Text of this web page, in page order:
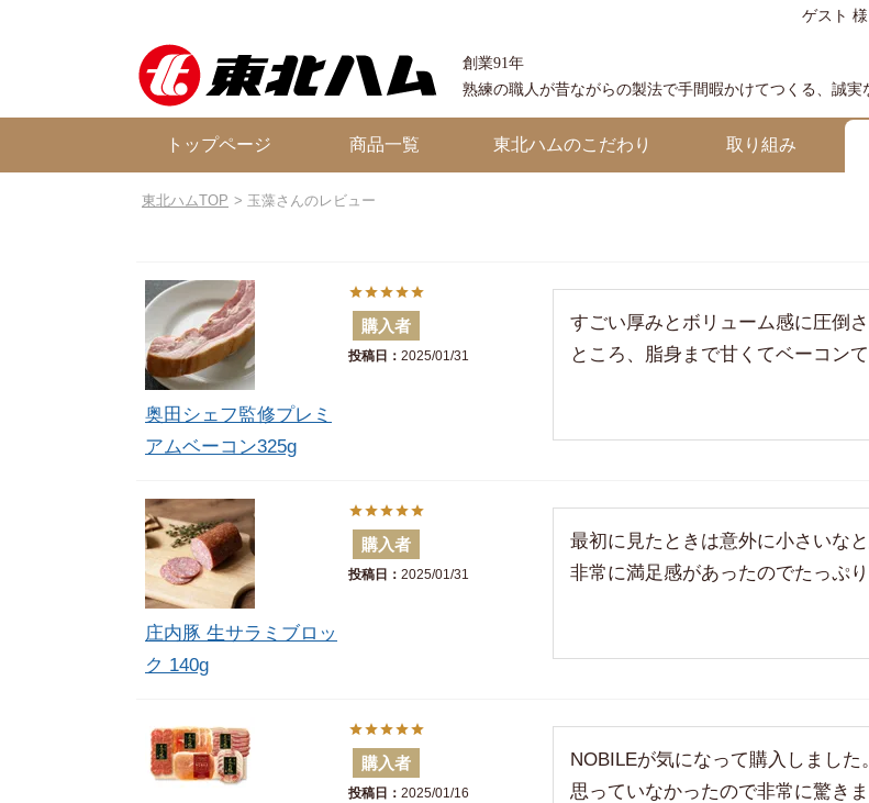
ゲスト
創業91年
熟練の職人が昔ながらの製法で手間暇かけてつくる、誠実
トップページ 商品一覧 東北ハムのこだわり 取り組み
東北ハムTOP 玉藻さんのレビュー
奥田シェフ監修プレミ
アムベーコン325g
購入者
投稿日 2025/01/31
すごい厚みとボリューム感に圧倒
ところ、脂身まで甘くてベーコン
庄内豚 生サラミブロッ
ク 140g
購入者
投稿日 2025/01/31
最初に見たときは意外に小さいな
非常に満足感があったのでたっぷ
購入者
投稿日 2025/01/16
NOBILEが気になって購入しまし
思っていなかったので非常に驚き